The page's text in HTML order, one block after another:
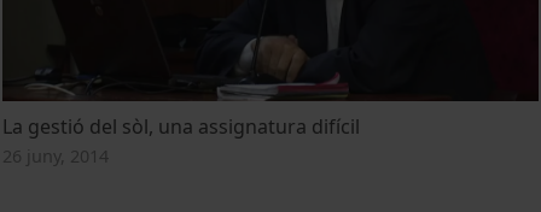
La gestió del sòl, una assignatura difícil
26 juny, 2014